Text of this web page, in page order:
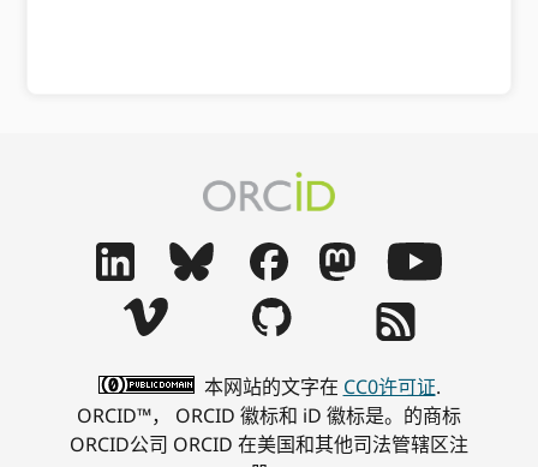
本网站的文字在 CC0许可证.
ORCID™， ORCID 徽标和 iD 徽标是。的商标
ORCID公司 ORCID 在美国和其他司法管辖区注